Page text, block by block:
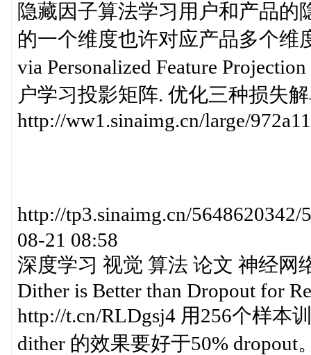
隐藏因子算法学习用户和产品的
的一个维度也许对应产品多个维
via Personalized Feature
户学习投影矩阵. 优化三种损失
http://ww1.sinaimg.cn/large/
http://tp3.sinaimg.cn/
08-21 08:58
深度学习 视觉 算法 论文 神经网
Dither is Better than Dropout for
http://t.cn/RLDgsj4 用256个样本
dither 的效果要好于50%